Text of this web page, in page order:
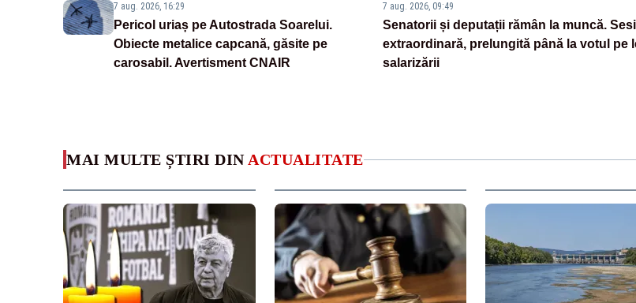
7 aug. 2026, 16:29
Pericol uriaș pe Autostrada Soarelui.
Obiecte metalice capcană, găsite pe
carosabil. Avertisment CNAIR
7 aug. 2026, 09:49
Senatorii și deputații rămân la muncă.
extraordinară, prelungită până la votul pe
salarizării
MAI MULTE ȘTIRI DIN ACTUALITATE